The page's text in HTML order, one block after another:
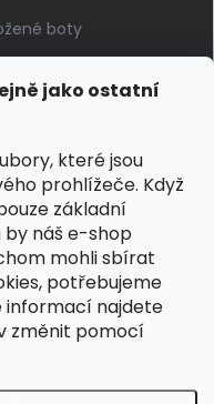
jako ostatní
které jsou
prohlížeče. Když
základní
náš e-shop
mohli sbírat
potřebujeme
informací najdete
změnit pomocí
boty
pravé kůže, dotek